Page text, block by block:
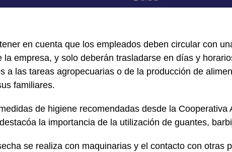
en cuenta que los empleados deben circular con
la empresa, y solo deberán trasladarse en días y
a las tareas agropecuarias o de la producción de
familiares.
de higiene recomendadas desde la Cooperativa
la importancia de la utilización de guantes,
se realiza con maquinarias y el contacto con otras